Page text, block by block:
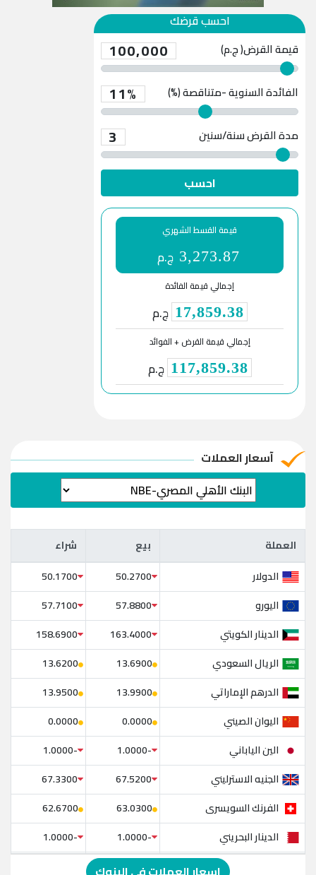
احسب قرضك
قيمة القرض( ج.م) 100,000
الفائدة السنوية -متناقصة (%) 11%
مدة القرض 3 سنة/سنين
احسب
قيمة القسط الشهري
3,273.87 ج.م
إجمالي قيمة الفائدة
17,859.38 ج.م
إجمالي قيمة القرض + الفوائد
117,859.38 ج.م
آسعار العملات
العملة بيع شراء العملة بيع
شراء
الدولار
50.2700
50.1700
اليورو
57.8800
57.7100
الدينار الكويتي
163.4000
158.6900
الريال السعودي
13.6900
13.6200
الدرهم الإماراتي
13.9900
13.9500
اليوان الصيني
0.0000
0.0000
الين الياباني
-1.0000
-1.0000
الجنيه الاسترليني
67.5200
67.3300
الفرنك السويسرى
63.0300
62.6700
الدينار البحريني
-1.0000
-1.0000
الدولار الإسترالي
-1.0000